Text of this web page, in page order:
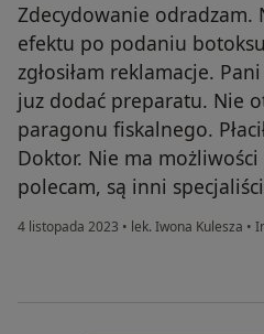
Zdecydowanie odradzam.
efektu po podaniu
zgłosiłam reklamacje.
juz dodać preparatu. Nie
paragonu fiskalnego.
Doktor. Nie ma
polecam, są inni specjaliści
4 listopada 2023 • lek. Iwona Kulesza •